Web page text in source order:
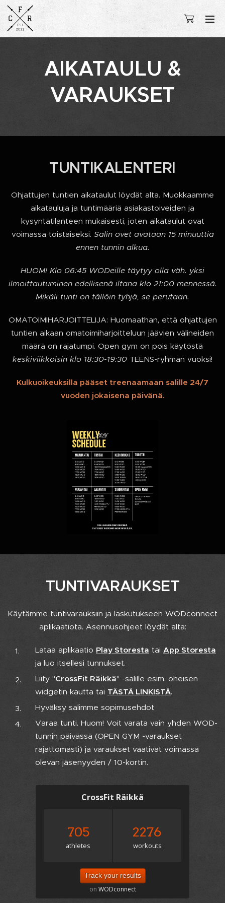
AIKATAULU &
VARAUKSET
TUNTIKALENTERI
Ohjattujen tuntien aikataulut löydät alta. Muokkaamme
aikatauluja ja tuntimääriä asiakastoiveiden ja
kysyntätilanteen mukaisesti, joten aikataulut ovat
voimassa toistaiseksi. Salin ovet avataan 15 minuuttia
ennen tunnin alkua.
HUOM! Klo 06:45 WODeille täytyy olla väh. yksi
ilmoittautuminen edellisenä iltana klo 21:00 mennessä.
Mikäli tunti on tällöin tyhjä, se perutaan.
OMATOIMIHARJOITTELIJA: Huomaathan, että ohjattujen
tuntien aikaan omatoimiharjoitteluun jäävien välineiden
määrä on rajatumpi. Open gym on pois käytöstä
keskiviikkoisin klo 18:30-19:30 TEENS-ryhmän vuoksi!
Kulkuoikeuksilla pääset treenaamaan salille 24/7
vuoden jokaisena päivänä.
TUNTIVARAUKSET
Käytämme tuntivarauksiin ja laskutukseen WODconnect
aplikaatiota. Asennusohjeet löydät alta:
Lataa aplikaatio Play Storesta tai App Storesta
ja luo itsellesi tunnukset.
Liity "CrossFit Räikkä" -salille esim. oheisen
widgetin kautta tai TÄSTÄ LINKISTÄ.
Hyväksy salimme sopimusehdot
Varaa tunti. Huom! Voit varata vain yhden WOD-
tunnin päivässä (OPEN GYM -varaukset
rajattomasti) ja varaukset vaativat voimassa
olevan jäsenyyden / 10-kortin.